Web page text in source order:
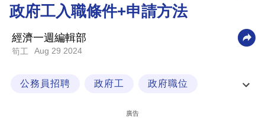
商
業
科
政府工入職條件+申請方法
經濟一週編輯部
筍工 Aug 29 2024
公務員招聘 政府工 政府職位
廣告